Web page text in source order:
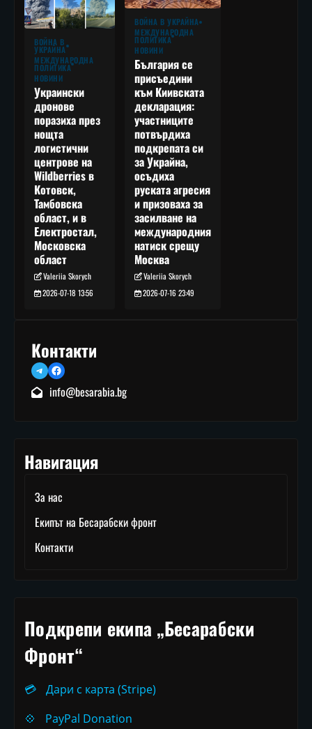
ВОЙНА В
УКРАЙНА
МЕЖДУНАРОДНА
ПОЛИТИКА
НОВИНИ
Украински
дронове
поразиха през
нощта
логистични
центрове на
Wildberries в
Котовск,
Тамбовска
област, и в
Електростал,
Московска
област
Valeriia Skorych
2026-07-18 13:56
ВОЙНА В УКРАЙНА
МЕЖДУНАРОДНА
ПОЛИТИКА
НОВИНИ
България се
присъедини
към Киивската
декларация:
участниците
потвърдиха
подкрепата си
за Украйна,
осъдиха
руската агресия
и призоваха за
засилване на
международния
натиск срещу
Москва
Valeriia Skorych
2026-07-16 23:49
Контакти
TelegramFacebook
info@besarabia.bg
Навигация
За нас
Екипът на Бесарабски фронт
Контакти
Подкрепи екипа „Бесарабски
Фронт“
💳
Дари с карта (Stripe)
💠
PayPal Donation